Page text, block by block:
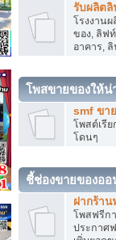
รับผลิต
โรงงาน
ของ, ลิฟ
อาคาร,
โพสขายของให้น่
smf ขา
โพสต์เรี
โดนๆ
ชี้ช่องขายของออ
ฝากร้าน
โพสฟรีก
ประกาศ